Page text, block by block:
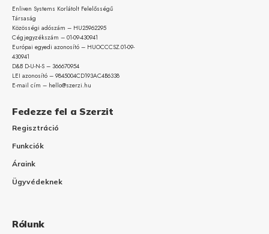
Enliven Systems Korlátolt Felelősségű
Társaság
Közösségi adószám – HU25962295
Cégjegyzékszám – 01-09-430941
Európai egyedi azonosító – HUOCCCSZ.01-09-
430941
D&B D-U-N-S – 366670954
LEI azonosító – 9845004CD193AC4B6338
E-mail cím – hello@szerzi.hu
Fedezze fel a Szerzit
Regisztráció
Funkciók
Áraink
Ügyvédeknek
Rólunk